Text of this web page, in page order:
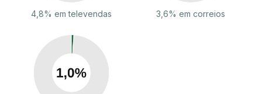
4,8% em televendas 3,6% em correios